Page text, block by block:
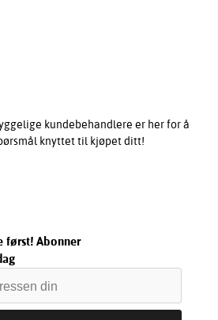
kundebehandlere er her for å
knyttet til kjøpet ditt!
først! Abonner